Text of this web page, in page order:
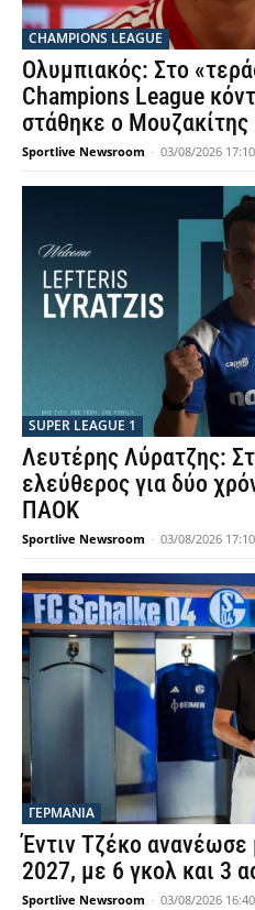
CHAMPIONS LEAGUE
Ολυμπιακός: Στο
Champions League
στάθηκε ο Μουζακίτης
Sportlive Newsroom - 03/08/2026 17:10
SUPER LEAGUE 1
Λευτέρης Λύρατζης:
ελεύθερος για δύο
ΠΑΟΚ
Sportlive Newsroom - 03/08/2026 17:10
ΓΕΡΜΑΝΙΑ
Έντιν Τζέκο
2027, με 6 γκολ και 3
Sportlive Newsroom - 03/08/2026 16:40